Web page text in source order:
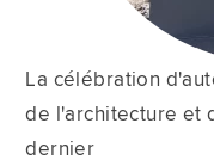
La célébration
de l'architecture et
dernier